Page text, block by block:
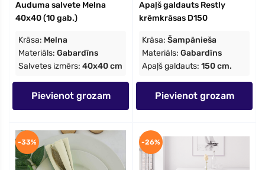
Auduma salvete Melna
40x40 (10 gab.)
Krāsa: Melna
Materiāls: Gabardīns
Salvetes izmērs: 40x40 cm
Pievienot grozam
Apaļš galdauts Restly
krēmkrāsas D150
Krāsa: Šampānieša
Materiāls: Gabardīns
Apaļš galdauts: 150 cm.
Pievienot grozam
-33% -26%